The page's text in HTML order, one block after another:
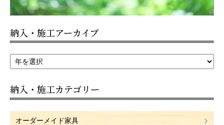
納入・施工アーカイブ
納入・施工カテゴリー
オーダーメイド家具